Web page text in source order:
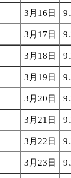
3月16日
3月17日
3月18日
3月19日
3月20日
3月21日
3月22日
3月23日